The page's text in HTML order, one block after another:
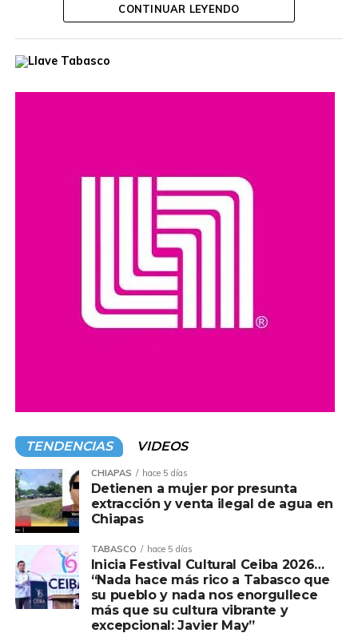
en comercios participantes.
25% de devolución
La cofundadora de Stori,Marlene Garayzar
que la meta inicial es colocar100 mil tarjetas
enfocándose en personas que buscan iniciar su historial
crediticio. El trámite será100% digital y gratuito
requiriendo únicamente identificación oficial y
comprobante de domicilio, con respuesta en pocos
CONTINUAR LEYENDO
TENDENCIAS VIDEOS
CHIAPAS hace 5 días
Detienen a mujer por presunta
extracción y venta ilegal de agua en
Chiapas
TABASCO hace 5 días
Inicia Festival Cultural Ceiba 2026…
“Nada hace más rico a Tabasco que
su pueblo y nada nos enorgullece
más que su cultura vibrante y
excepcional: Javier May”